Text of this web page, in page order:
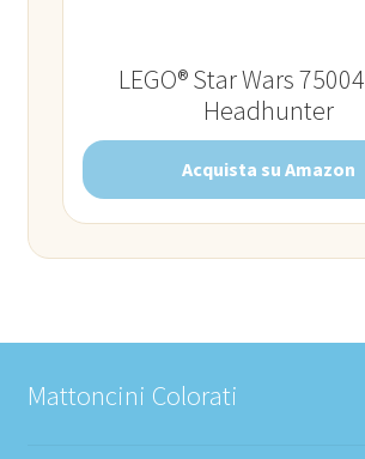
LEGO® Star Wars
Headhunter
Acquista su Amazon
Mattoncini Colorati